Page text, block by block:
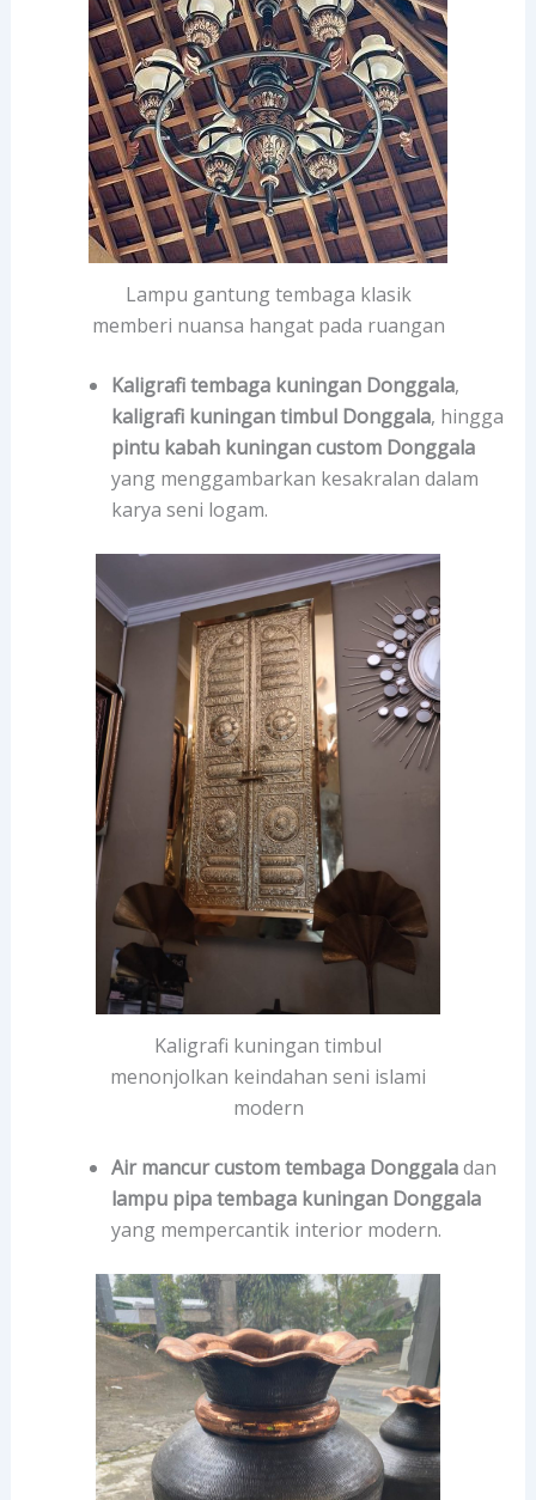
Lampu gantung tembaga klasik
memberi nuansa hangat pada ruangan
Kaligrafi tembaga kuningan Donggala,
kaligrafi kuningan timbul Donggala, hingga
pintu kabah kuningan custom Donggala
yang menggambarkan kesakralan dalam
karya seni logam.
Kaligrafi kuningan timbul
menonjolkan keindahan seni islami
modern
Air mancur custom tembaga Donggaladan
lampu pipa tembaga kuningan Donggala
yang mempercantik interior modern.